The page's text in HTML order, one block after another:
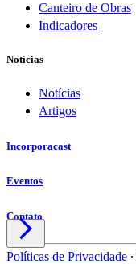
Canteiro de Obras
Indicadores
Notícias
Notícias
Artigos
Incorporacast
Eventos
Contato

Políticas de Privacidade ∙